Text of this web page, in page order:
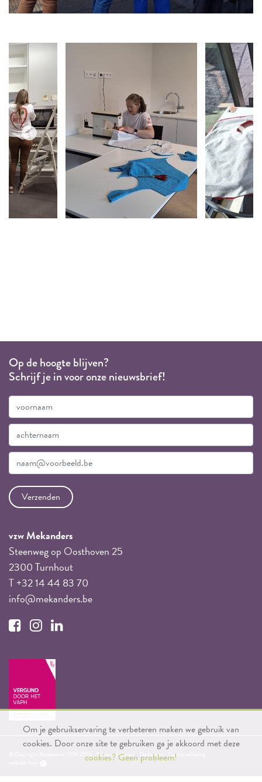
Op de hoogte blijven?
Schrijf je in voor onze nieuwsbrief!
vzw Mekanders
Steenweg op Oosthoven 25
2300 Turnhout
T +32 14 44 83 70
info@mekanders.be
Privacyverklaring Disclaimer
Cookieverklaring
Om je gebruikservaring te verbeteren maken we gebruik van
cookies. Door onze site te gebruiken ga je akkoord met deze
cookies?Geen probleem!